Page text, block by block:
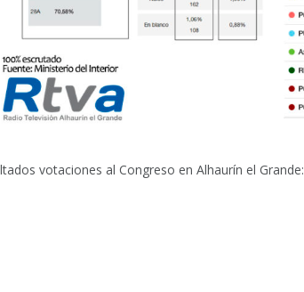
votaciones al Congreso en Alhaurín el Grande: